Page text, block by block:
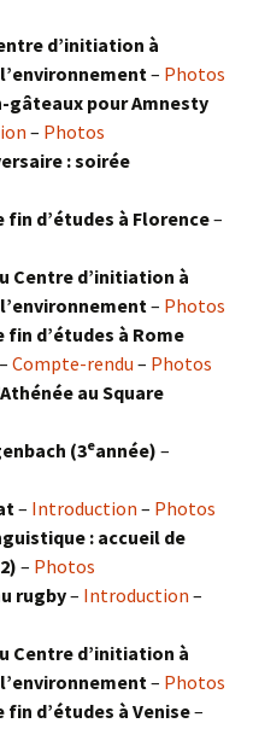
d’initiation à
– Photos
gâteaux pour Amnesty
– Photos
: soirée
fin d’études à Florence–
Centre d’initiation à
– Photos
fin d’études à Rome
– Compte-rendu – Photos
au Square
(3eannée) –
– Introduction – Photos
: accueil de
– Photos
rugby– Introduction –
Centre d’initiation à
– Photos
fin d’études à Venise–